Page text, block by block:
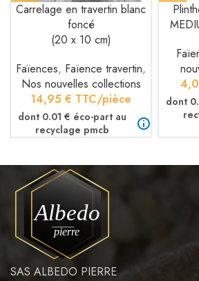
Carrelage en travertin blanc
foncé
(20 x 10 cm)
Faïences, Faïence travertin,
Nos nouvelles collections
14,95 € TTC/pièce
dont 0.01 € éco-part au
recyclage pmcb
dont
SAS ALBEDO PIERRE